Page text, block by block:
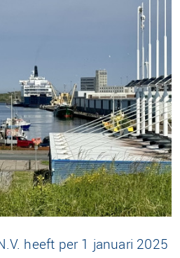
heeft per 1 januari 2025